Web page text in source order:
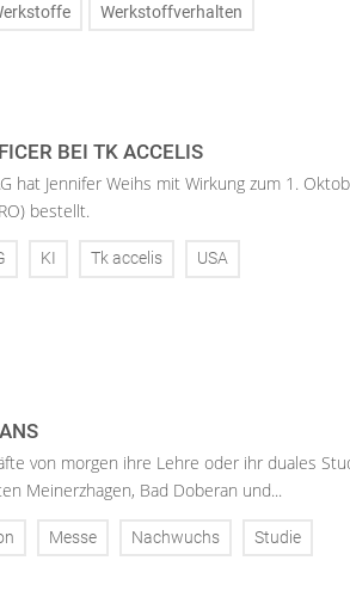
Werkstoffverhalten
BEI TK ACCELIS
hat Jennifer Weihs mit Wirkung zum 1.
bestellt.
KI Tk accelis USA
von morgen ihre Lehre oder ihr duales
Meinerzhagen, Bad Doberan und...
Messe Nachwuchs Studie